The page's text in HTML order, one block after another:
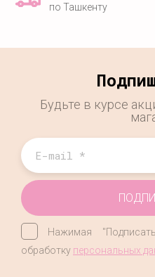
по Ташкенту
Будьте в курсе
Нажимая
обработку персональных